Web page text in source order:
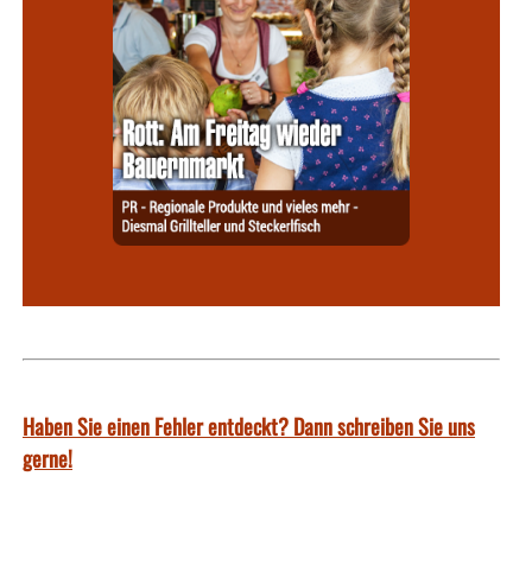
Haben Sie einen Fehler entdeckt? Dann schreiben Sie uns
gerne!